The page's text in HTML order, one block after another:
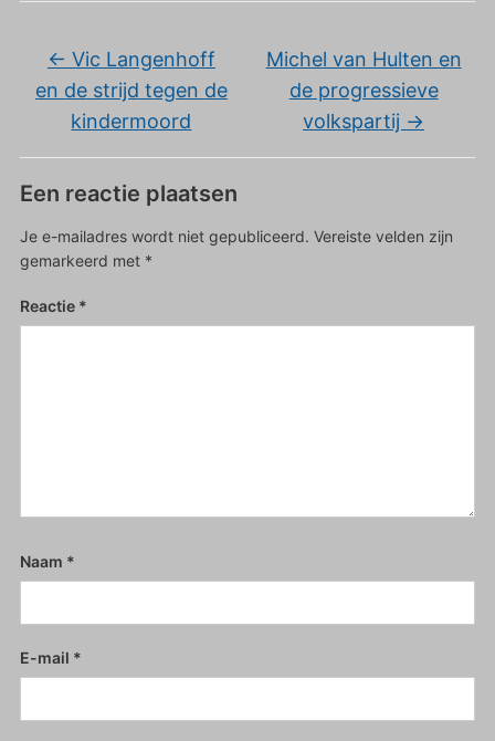
← Vic Langenhoff
en de strijd tegen de
kindermoord
Michel van Hulten en
de progressieve
volkspartij →
Een reactie plaatsen
Je e-mailadres wordt niet gepubliceerd. Vereiste velden zijn
gemarkeerd met *
Reactie *
Naam *
E-mail *